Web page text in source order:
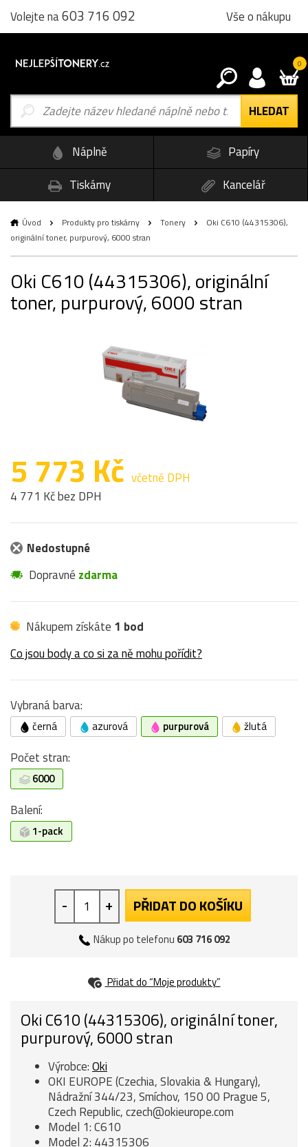
Volejte na603 716 092 Vše o nákupu
0
Náplně
Papíry
Tiskárny
Kancelář
Úvod Produkty pro tiskárny Tonery
Oki C610 (44315306),
originální toner, purpurový, 6000 stran
Oki C610 (44315306), originální
toner, purpurový, 6000 stran
5 773 Kč včetně DPH
4 771 Kč bez DPH
Nedostupné
Dopravné zdarma
Nákupem získáte 1 bod
Co jsou body a co si za ně mohu pořídit?
Vybraná barva:
černá azurová purpurová žlutá
Počet stran:
6000
Balení:
1-pack
- + PŘIDAT DO KOŠÍKU
Nákup po telefonu 603 716 092
Přidat do “Moje produkty”
Oki C610 (44315306), originální toner,
purpurový, 6000 stran
Výrobce:Oki
OKI EUROPE (Czechia, Slovakia & Hungary),
Nádražní 344/23, Smíchov, 150 00 Prague 5,
Czech Republic, czech@okieurope.com
Model 1: C610
Model 2: 44315306